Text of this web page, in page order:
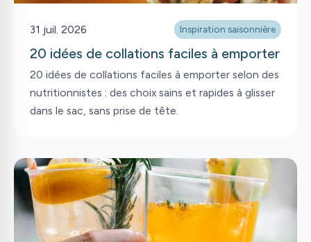
31 juil. 2026 Inspiration saisonnière
20 idées de collations faciles à emporter
20 idées de collations faciles à emporter selon des
nutritionnistes : des choix sains et rapides à glisser
dans le sac, sans prise de tête.